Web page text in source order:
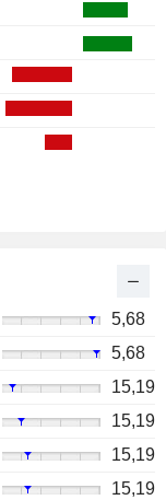
5,68
5,68
15,19
15,19
15,19
15,19